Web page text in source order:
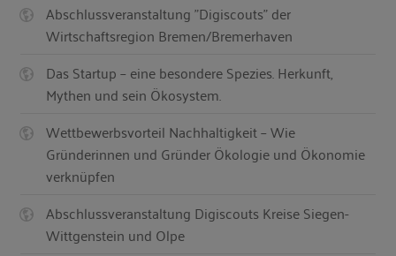
Abschlussveranstaltung "Digiscouts" der
Wirtschaftsregion Bremen/Bremerhaven
Das Startup – eine besondere Spezies. Herkunft,
Mythen und sein Ökosystem.
Wettbewerbsvorteil Nachhaltigkeit – Wie
Gründerinnen und Gründer Ökologie und Ökonomie
verknüpfen
Abschlussveranstaltung Digiscouts Kreise Siegen-
Wittgenstein und Olpe